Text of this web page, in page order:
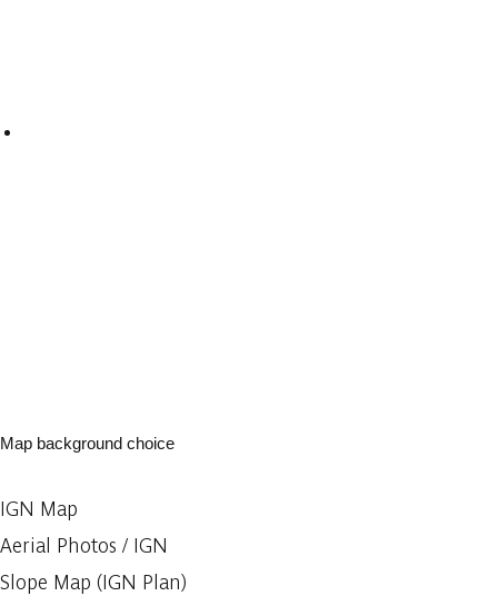
Map background choice
IGN Map
Aerial Photos / IGN
Slope Map (IGN Plan)